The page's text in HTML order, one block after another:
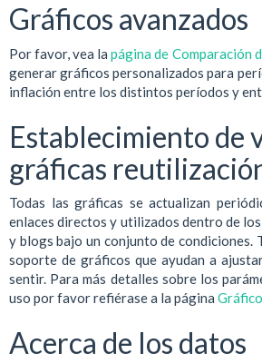
Gráficos avanzados
Por favor, vea lapágina de Comparación
generar gráficos personalizados para
inflación entre los distintos períodos y
Establecimiento de
gráficas
Todas las gráficas se actualizan
enlaces directos y utilizados dentro de
y blogs bajo un conjunto de condiciones.
soporte de gráficos que ayudan a
sentir. Para más detalles sobre los
uso por favor refiérase a la página
Acerca de los datos